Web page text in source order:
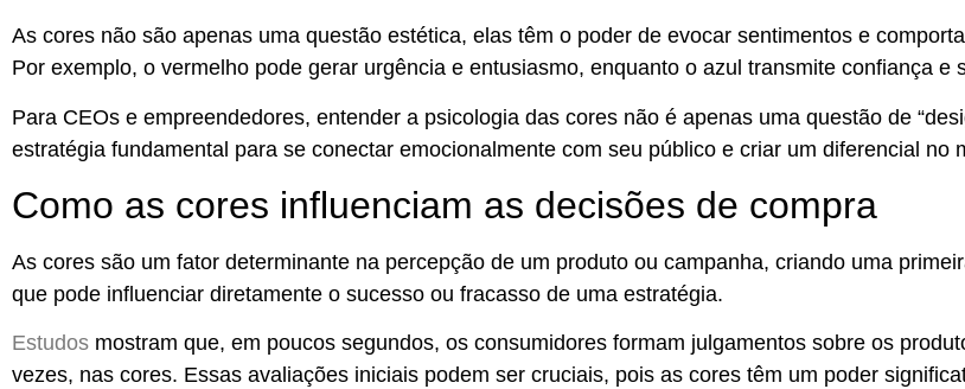
As cores não são apenas uma questão estética, elas têm o poder de evocar sentimentos e
Por exemplo, o vermelho pode gerar urgência e entusiasmo, enquanto o azul transmite confiança e
Para CEOs e empreendedores, entender a psicologia das cores não é apenas uma questão de
estratégia fundamental para se conectar emocionalmente com seu público e criar um diferencial no
Como as cores influenciam as decisões de compra
As cores são um fator determinante na percepção de um produto ou campanha, criando uma
que pode influenciar diretamente o sucesso ou fracasso de uma estratégia.
Estudos mostram que, em poucos segundos, os consumidores formam julgamentos sobre os
vezes, nas cores. Essas avaliações iniciais podem ser cruciais, pois as cores têm um poder